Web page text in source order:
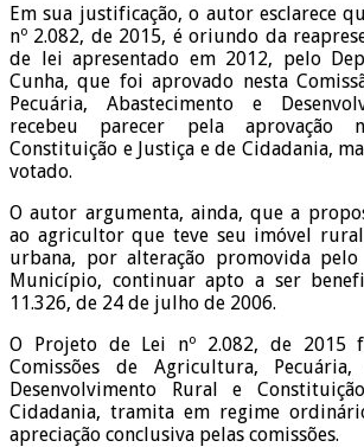
Em sua justificação, o autor esclarece
nº 2.082, de 2015, é oriundo da
de lei apresentado em 2012, pelo
Cunha, que foi aprovado nesta
Pecuária, Abastecimento e
recebeu parecer pela aprovação
Constituição e Justiça e de Cidadania,
votado.
O autor argumenta, ainda, que a
ao agricultor que teve seu imóvel
urbana, por alteração promovida
Município, continuar apto a ser
11.326, de 24 de julho de 2006.
O Projeto de Lei nº 2.082, de 2015
Comissões de Agricultura, Pecuária,
Desenvolvimento Rural e
Cidadania, tramita em regime
apreciação conclusiva pelas comissões.